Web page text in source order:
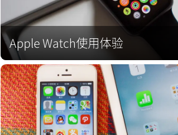
Apple Watch使用体验